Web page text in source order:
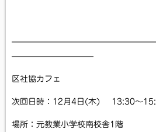
——————————
区社協カフェ
次回日時：12月4日(木) 13:30～
場所：元教業小学校南校舎1階